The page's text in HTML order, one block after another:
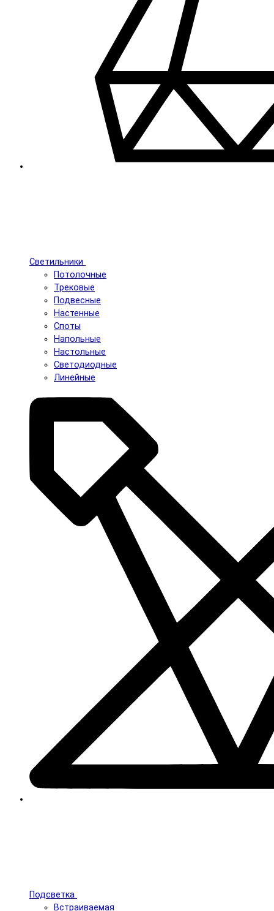
Светильники
Потолочные
Трековые
Подвесные
Настенные
Споты
Напольные
Настольные
Светодиодные
Линейные
Подсветка
Встраиваемая